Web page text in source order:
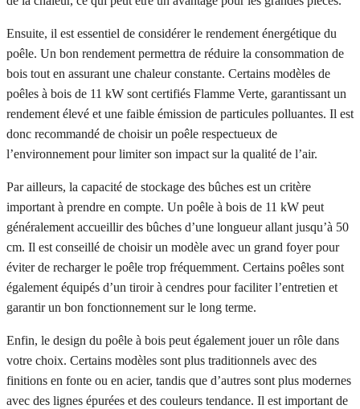
Ensuite, il est essentiel de considérer le rendement énergétique du
poêle. Un bon rendement permettra de réduire la consommation de
bois tout en assurant une chaleur constante. Certains modèles de
poêles à bois de 11 kW sont certifiés Flamme Verte, garantissant un
rendement élevé et une faible émission de particules polluantes. Il est
donc recommandé de choisir un poêle respectueux de
l’environnement pour limiter son impact sur la qualité de l’air.
Par ailleurs, la capacité de stockage des bûches est un critère
important à prendre en compte. Un poêle à bois de 11 kW peut
généralement accueillir des bûches d’une longueur allant jusqu’à 50
cm. Il est conseillé de choisir un modèle avec un grand foyer pour
éviter de recharger le poêle trop fréquemment. Certains poêles sont
également équipés d’un tiroir à cendres pour faciliter l’entretien et
garantir un bon fonctionnement sur le long terme.
Enfin, le design du poêle à bois peut également jouer un rôle dans
votre choix. Certains modèles sont plus traditionnels avec des
finitions en fonte ou en acier, tandis que d’autres sont plus modernes
avec des lignes épurées et des couleurs tendance. Il est important de